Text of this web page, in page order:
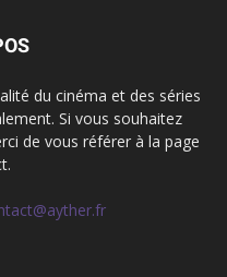
du cinéma et des séries
Si vous souhaitez
de vous référer à la page